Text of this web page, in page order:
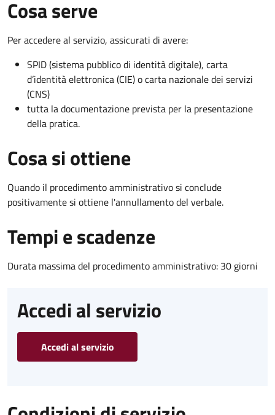
Cosa serve
Per accedere al servizio, assicurati di avere:
SPID (sistema pubblico di identità digitale), carta
d’identità elettronica (CIE) o carta nazionale dei servizi
(CNS)
tutta la documentazione prevista per la presentazione
della pratica.
Cosa si ottiene
Quando il procedimento amministrativo si conclude
positivamente si ottiene l'annullamento del verbale.
Tempi e scadenze
Durata massima del procedimento amministrativo: 30 giorni
Accedi al servizio
Accedi al servizio